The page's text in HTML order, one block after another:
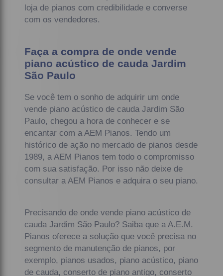
loja de pianos com credibilidade e converse
com os vendedores.
Faça a compra de onde vende
piano acústico de cauda Jardim
São Paulo
Se você tem o sonho de adquirir um onde
vende piano acústico de cauda Jardim São
Paulo, chegou a hora de conhecer e se
encantar com a AEM Pianos. Tendo um
histórico de ação no mercado de pianos desde
1989, a AEM Pianos tem todo o compromisso
com sua satisfação. Por isso não deixe de
consultar a AEM Pianos e adquira o seu piano.
Precisando de onde vende piano acústico de
cauda Jardim São Paulo? Saiba que a A.E.M.
Pianos oferece a solução que você precisa no
segmento de manutenção de pianos, por
exemplo, pianos usados, piano acústico, piano
de cauda, conserto de piano antigo, conserto